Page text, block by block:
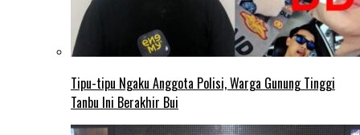
Tipu-tipu Ngaku Anggota Polisi, Warga Gunung Tinggi
Tanbu Ini Berakhir Bui